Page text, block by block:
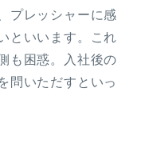
プレッシャーに感
といいます。これ
も困惑。入社後の
問いただすといっ